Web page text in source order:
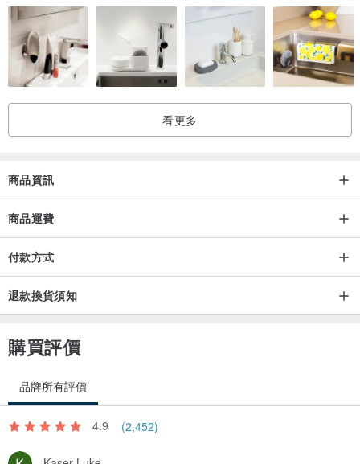
🔹 金屬解謎
Q難題：簡單造型卻暗藏玄機，讓你欲罷不能！
三角習題：一切看似有序，實則充滿挑戰，考驗你的精準推理！
左右為難：拆開與組合，左右手配合才能解開的趣味考驗！
無論你是解謎高手還是新手入門，這款金智匣都能帶來無限樂趣！
► 布袋尺寸：9.5*15cm
► 材質：碳鋼鍍鎳/ 木頭、棉布
► 產地：中國
看更多
商品資訊
商品運費
付款方式
退款換貨須知
購買評價
品牌所有評價
4.9 (2,452)